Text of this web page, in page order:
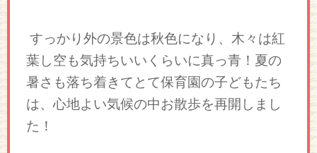
すっかり外の景色は秋色になり、木々は紅
葉し空も気持ちいいくらいに真っ青！夏の
暑さも落ち着きてとて保育園の子どもたち
は、心地よい気候の中お散歩を再開しまし
た！